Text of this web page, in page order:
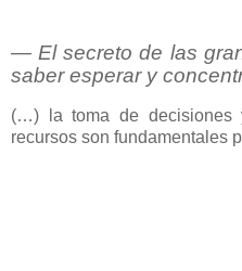
― El secreto de las
saber esperar y
(…) la toma de decisiones
recursos son fundamentales